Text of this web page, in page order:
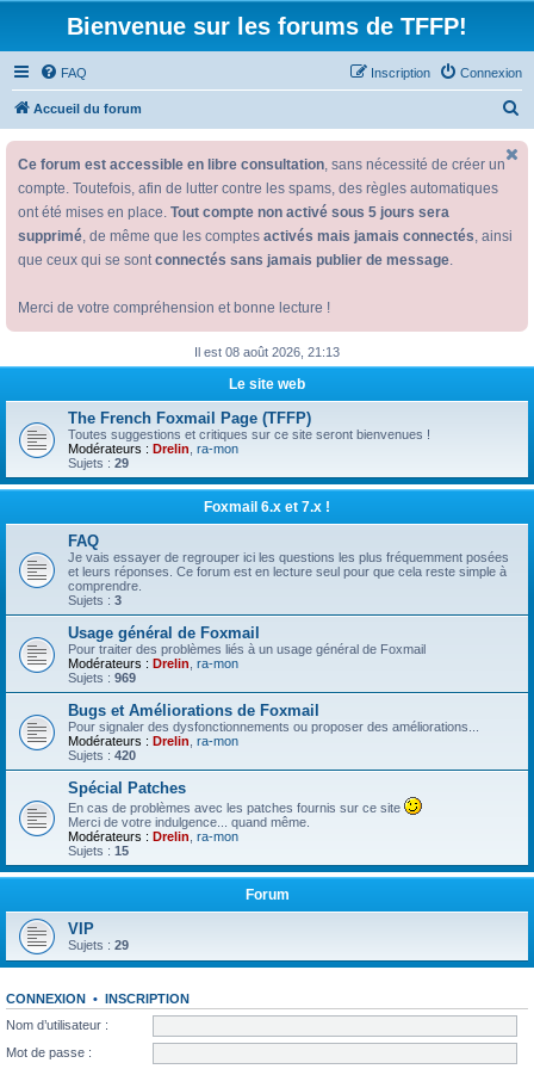
Bienvenue sur les forums de TFFP!
FAQ Connexion
Inscription
Accueil du forum
e
r
Ce forum est accessible en libre consultation, sans nécessité de créer un
compte. Toutefois, afin de lutter contre les spams, des règles automatiques
ont été mises en place. Tout compte non activé sous 5 jours sera
supprimé, de même que les comptes activés mais jamais connectés, ainsi
que ceux qui se sontconnectés sans jamais publier de message.
Merci de votre compréhension et bonne lecture !
Il est 08 août 2026, 21:13
Le site web
The French Foxmail Page (TFFP)
Toutes suggestions et critiques sur ce site seront bienvenues !
Modérateurs : Drelin ra-mon
Sujets : 29
Foxmail 6.x et 7.x !
FAQ
Je vais essayer de regrouper ici les questions les plus fréquemment posées
et leurs réponses. Ce forum est en lecture seul pour que cela reste simple à
comprendre.
Sujets : 3
Usage général de Foxmail
Pour traiter des problèmes liés à un usage général de Foxmail
Modérateurs : Drelin ra-mon
Sujets : 969
Bugs et Améliorations de Foxmail
Pour signaler des dysfonctionnements ou proposer des améliorations...
Modérateurs : Drelin ra-mon
Sujets : 420
Spécial Patches
En cas de problèmes avec les patches fournis sur ce site
Merci de votre indulgence... quand même.
Modérateurs : Drelin ra-mon
Sujets : 15
Forum
VIP
Sujets : 29
CONNEXION • INSCRIPTION
Nom d’utilisateur :
Mot de passe :